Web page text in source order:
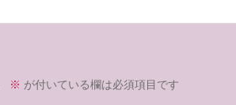
※ が付いている欄は必須項目です